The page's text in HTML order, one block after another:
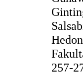
257-